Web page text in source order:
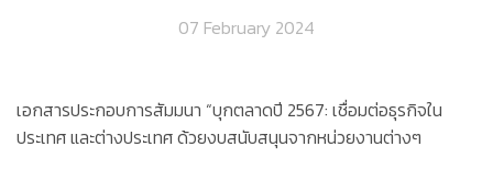
07 February 2024
เอกสารประกอบการสัมมนา “บุกตลาดปี 2567: เชื่อมต่อธุรกิจใน
ประเทศ และต่างประเทศ ด้วยงบสนับสนุนจากหน่วยงานต่างๆ